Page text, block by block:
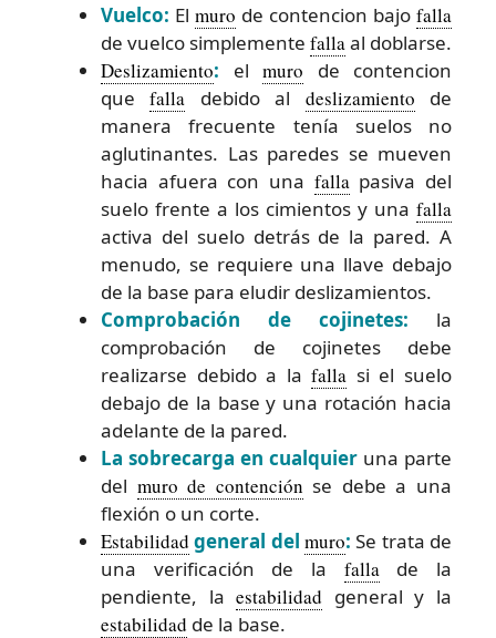
Vuelco: El muro de contencion bajo falla
de vuelco simplemente falla al doblarse.
Deslizamiento: el muro de contencion
quefalla debido al deslizamiento de
manera frecuente tenía suelos no
aglutinantes. Las paredes se mueven
hacia afuera con una falla pasiva del
suelo frente a los cimientos y una falla
activa del suelo detrás de la pared. A
menudo, se requiere una llave debajo
de la base para eludir deslizamientos.
Comprobación de cojinetes: la
comprobación de cojinetes debe
realizarse debido a lafalla si el suelo
debajo de la base y una rotación hacia
adelante de la pared.
La sobrecarga en cualquier una parte
del muro de contención se debe a una
flexión o un corte.
Estabilidad general del muro: Se trata de
una verificación de la falla de la
pendiente, laestabilidad general y la
estabilidad de la base.